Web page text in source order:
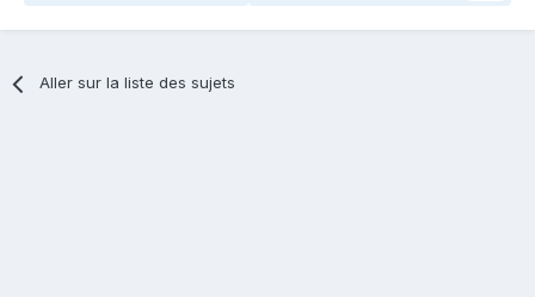
Aller sur la liste des sujets